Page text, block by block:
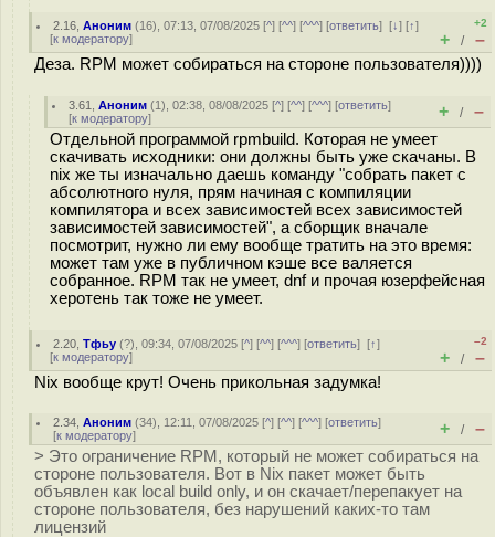
2.16 ,Аноним (16), 07:13, 07/08/2025 [^] [^^] [^^^] [ответить][↓] [↑]
[к модератору]
+2
+ / –
Деза. RPM может собираться на стороне пользователя))))
3.61 ,Аноним (1), 02:38, 08/08/2025 [^] [^^] [^^^] [ответить]
[к модератору] + / –
Отдельной программой rpmbuild. Которая не умеет
скачивать исходники: они должны быть уже скачаны. В
nix же ты изначально даешь команду "собрать пакет с
абсолютного нуля, прям начиная с компиляции
компилятора и всех зависимостей всех зависимостей
зависимостей зависимостей", а сборщик вначале
посмотрит, нужно ли ему вообще тратить на это время:
может там уже в публичном кэше все валяется
собранное. RPM так не умеет, dnf и прочая юзерфейсная
херотень так тоже не умеет.
2.20 ,Тфьу (?), 09:34, 07/08/2025 [^] [^^] [^^^] [ответить][↑]
[к модератору]
–2
+ / –
Nix вообще крут! Очень прикольная задумка!
2.34 ,Аноним (34), 12:11, 07/08/2025 [^] [^^] [^^^] [ответить]
[к модератору] + / –
> Это ограничение RPM, который не может собираться на
стороне пользователя. Вот в Nix пакет может быть
объявлен как local build only, и он скачает/перепакует на
стороне пользователя, без нарушений каких-то там
лицензий